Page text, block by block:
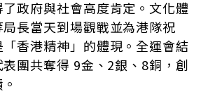
政府與社會高度肯定。文化體
長當天到場觀戰並為港隊祝
香港精神」的體現。全運會結
團共奪得 9金、2銀、8銅，創